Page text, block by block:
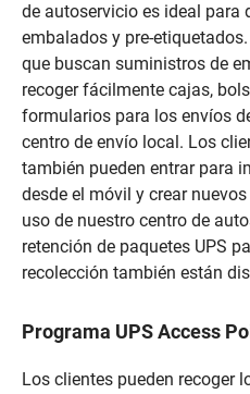
de autoservicio es ideal para
embalados y pre-
que buscan suministros de
recoger fácilmente cajas,
formularios para los envíos
centro de envío local. Los
también pueden entrar para
desde el móvil y crear
uso de nuestro centro de
retención de paquetes UPS
recolección también están
Programa UPS Access
Los clientes pueden recoger